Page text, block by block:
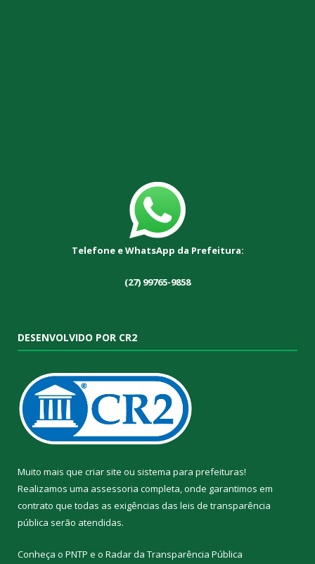
Telefone e WhatsApp da Prefeitura:
(27) 99765-9858
DESENVOLVIDO POR CR2
Muito mais que criar site ou sistema para prefeituras!
Realizamos uma assessoria completa, onde garantimos em
contrato que todas as exigências das leis de transparência
pública serão atendidas.
Conheça o PNTP e o Radar da Transparência Pública